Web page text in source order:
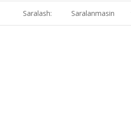
Saralash: Saralanmasin